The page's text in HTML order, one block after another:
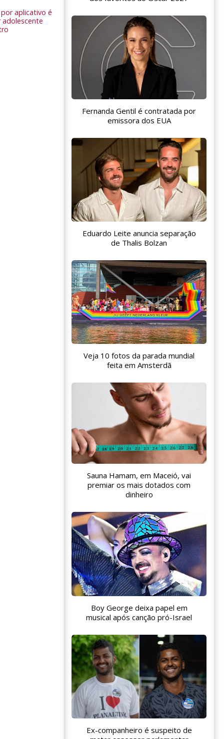
aplicativo é
Fernanda Gentil é contratada por
emissora dos EUA
Eduardo Leite anuncia separação
de Thalis Bolzan
Veja 10 fotos da parada mundial
feita em Amsterdã
Sauna Hamam, em Maceió, vai
premiar os mais dotados com
dinheiro
Boy George deixa papel em
musical após canção pró-Israel
Ex-companheiro é suspeito de